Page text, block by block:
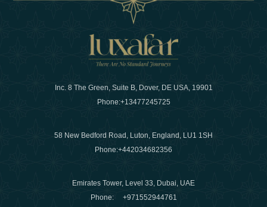
Inc. 8 The Green, Suite B, Dover, DE USA, 19901
Phone:+13477245725
58 New Bedford Road, Luton, England, LU1 1SH
Phone:+442034682356
Emirates Tower, Level 33, Dubai, UAE
Phone: +971552944761